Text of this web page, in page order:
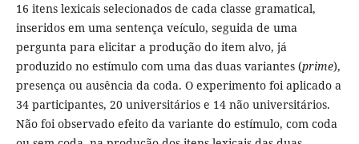
16 itens lexicais selecionados de cada classe gramatical,
inseridos em uma sentença veículo, seguida de uma
pergunta para elicitar a produção do item alvo, já
produzido no estímulo com uma das duas variantes (prime),
presença ou ausência da coda. O experimento foi aplicado a
34 participantes, 20 universitários e 14 não universitários.
Não foi observado efeito da variante do estímulo, com coda